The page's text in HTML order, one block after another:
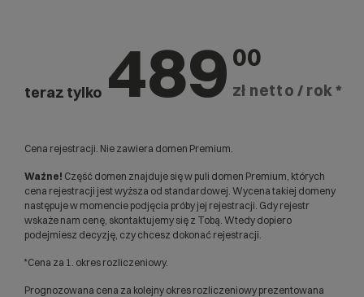
teraz tylko 489 00
zł netto / rok *
Cena rejestracji. Nie zawiera domen Premium.
Ważne! Część domen znajduje się w puli domen Premium, których
cena rejestracji jest wyższa od standardowej. Wycena takiej domeny
następuje w momencie podjęcia próby jej rejestracji. Gdy rejestr
wskaże nam cenę, skontaktujemy się z Tobą. Wtedy dopiero
podejmiesz decyzję, czy chcesz dokonać rejestracji.
*Cena za 1. okres rozliczeniowy.
Prognozowana cena za kolejny okres rozliczeniowy prezentowana